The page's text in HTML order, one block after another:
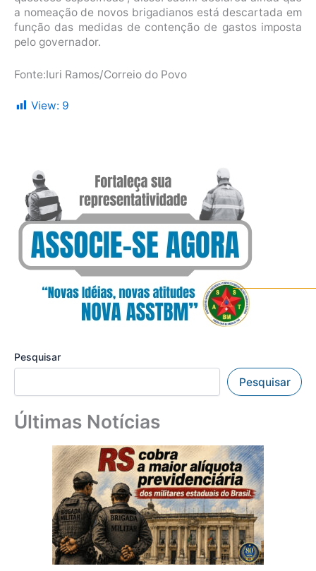
a nomeação de novos brigadianos está descartada em
função das medidas de contenção de gastos imposta
pelo governador.
Fonte:Iuri Ramos/Correio do Povo
View: 9
Pesquisar
Pesquisar
Últimas Notícias